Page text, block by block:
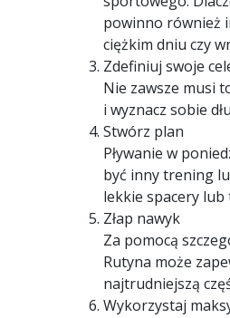
powinno również
ciężkim dniu czy
Zdefiniuj swoje
Nie zawsze musi
i wyznacz sobie
Stwórz plan
Pływanie w
być inny trening
lekkie spacery
Złap nawyk
Za pomocą
Rutyna może
najtrudniejszą
Wykorzystaj